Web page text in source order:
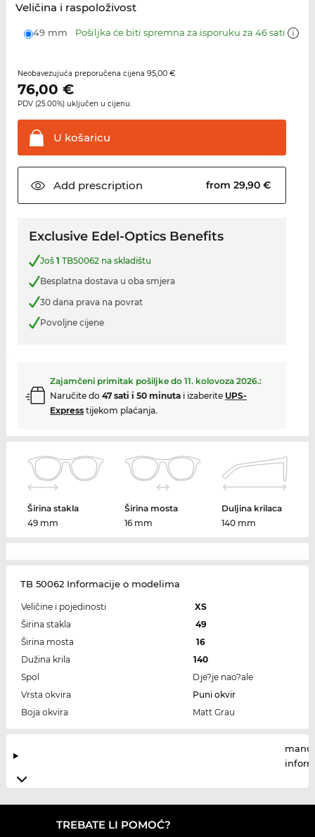
Veličina i raspoloživost
49 mm Pošiljka će biti spremna za isporuku za 46 sati
Neobavezujuća preporučena cijena 95,00 €
76,00 €
PDV (25.00%) uključen u cijenu.
U košaricu
Add prescription from 29,90 €
Exclusive Edel-Optics Benefits
Još 1 TB50062 na skladištu
Besplatna dostava u oba smjera
30 dana prava na povrat
Povoljne cijene
Zajamčeni primitak pošiljke do 11. kolovoza 2026.:
Naručite do 47 sati i 50 minutai izaberite UPS-
Expresstijekom plaćanja.
Širina stakla
49 mm
Širina mosta
16 mm
Duljina krilaca
140 mm
TB 50062 Informacije o modelima
Veličine i pojedinosti
XS
Širina stakla
49
Širina mosta
16
Dužina krila
140
Spol
Dje?je nao?ale
Vrsta okvira
Puni okvir
Boja okvira
Matt Grau
TREBATE LI POMOĆ?